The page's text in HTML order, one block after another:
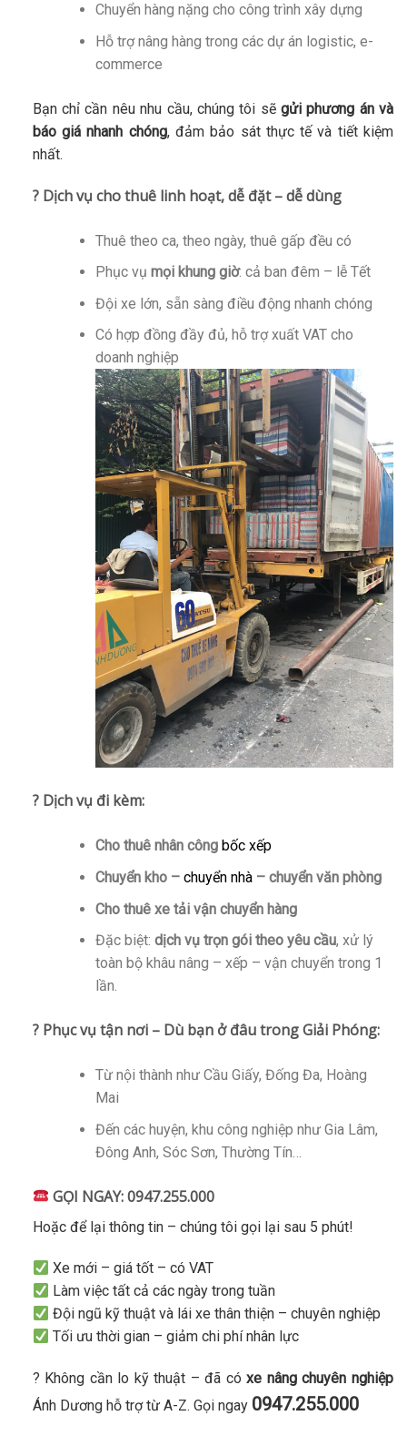
Chuyển hàng nặng cho công trình xây dựng
Hỗ trợ nâng hàng trong các dự án logistic, e-
commerce
Bạn chỉ cần nêu nhu cầu, chúng tôi sẽ gửi phương án và
báo giá nhanh chóng, đảm bảo sát thực tế và tiết kiệm
nhất.
? Dịch vụ cho thuê linh hoạt, dễ đặt – dễ dùng
Thuê theo ca, theo ngày, thuê gấp đều có
Phục vụ mọi khung giờ: cả ban đêm – lễ Tết
Đội xe lớn, sẵn sàng điều động nhanh chóng
Có hợp đồng đầy đủ, hỗ trợ xuất VAT cho
doanh nghiệp
? Dịch vụ đi kèm:
Cho thuê nhân công bốc xếp
Chuyển kho – chuyển nhà– chuyển văn phòng
Cho thuê xe tải vận chuyển hàng
Đặc biệt: dịch vụ trọn gói theo yêu cầu, xử lý
toàn bộ khâu nâng – xếp – vận chuyển trong 1
lần.
? Phục vụ tận nơi – Dù bạn ở đâu trong Giải Phóng:
Từ nội thành như Cầu Giấy, Đống Đa, Hoàng
Mai
Đến các huyện, khu công nghiệp như Gia Lâm,
Đông Anh, Sóc Sơn, Thường Tín…
GỌI NGAY:0947.255.000
Hoặc để lại thông tin – chúng tôi gọi lại sau 5 phút!
Xe mới – giá tốt – có VAT
Làm việc tất cả các ngày trong tuần
Đội ngũ kỹ thuật và lái xe thân thiện – chuyên nghiệp
Tối ưu thời gian – giảm chi phí nhân lực
? Không cần lo kỹ thuật – đã cóxe nâng chuyên nghiệp
Ánh Dương hỗ trợ từ A-Z. Gọi ngay 0947.255.000